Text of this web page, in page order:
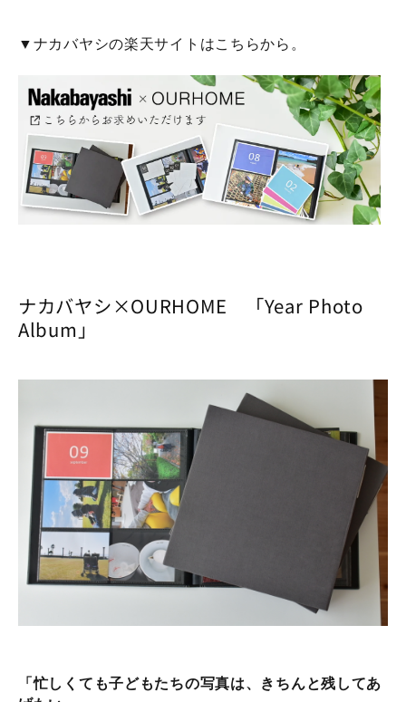
▼ナカバヤシの楽天サイトはこちらから。
ナカバヤシ×OURHOME 「Year Photo
Album」
「忙しくても子どもたちの写真は、きちんと残してあ